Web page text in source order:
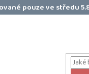
pouze ve středu